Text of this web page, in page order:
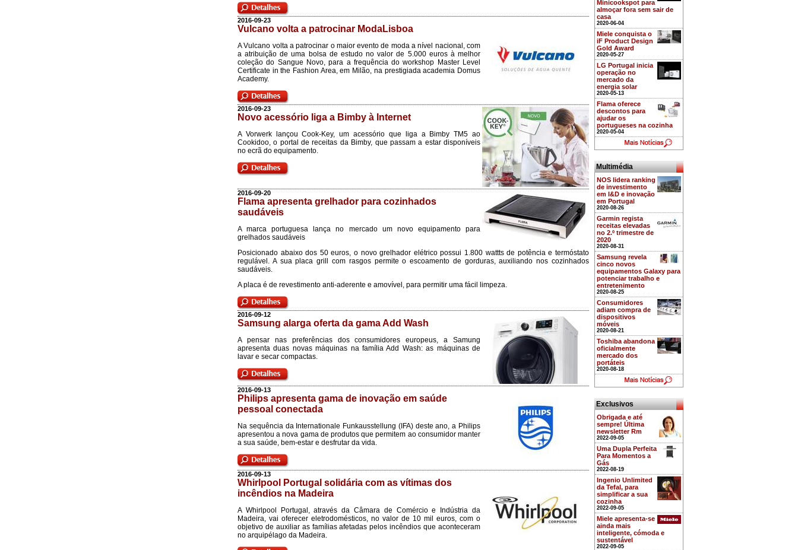
2016-09-23
Vulcano volta a patrocinar ModaLisboa
A Vulcano volta a patrocinar o maior evento de moda a nível nacional, com
a atribuição de uma bolsa de estudo no valor de 5.000 euros à melhor
coleção do Sangue Novo, para a frequência do workshop Master Level
Certificate in the Fashion Area, em Milão, na prestigiada academia Domus
Academy.
2016-09-23
Novo acessório liga a Bimby à Internet
A Vorwerk lançou Cook-Key, um acessório que liga a Bimby TM5 ao
Cookidoo, o portal de receitas da Bimby, que passam a estar disponíveis
no ecrã do equipamento.
2016-09-20
Flama apresenta grelhador para cozinhados
saudáveis
A marca portuguesa lança no mercado um novo equipamento para
grelhados saudáveis
Posicionado abaixo dos 50 euros, o novo grelhador elétrico possui 1.800 wattts de potência e termóstato
regulável. A sua placa grill com rasgos permite o escoamento de gorduras, auxiliando nos cozinhados
saudáveis.
A placa é de revestimento anti-aderente e amovível, para permitir uma fácil limpeza.
2016-09-12
Samsung alarga oferta da gama Add Wash
A pensar nas preferências dos consumidores europeus, a Samung
apresenta duas novas máquinas na família Add Wash: as máquinas de
lavar e secar compactas.
2016-09-13
Philips apresenta gama de inovação em saúde
pessoal conectada
Na sequência da Internationale Funkausstellung (IFA) deste ano, a Philips
apresentou a nova gama de produtos que permitem ao consumidor manter
a sua saúde, bem-estar e desfrutar da vida.
2016-09-13
Whirlpool Portugal solidária com as vítimas dos
incêndios na Madeira
A Whirlpool Portugal, através da Câmara de Comércio e Indústria da
Madeira, vai oferecer eletrodomésticos, no valor de 10 mil euros, com o
objetivo de auxiliar as famílias afetadas pelos incêndios que aconteceram
no arquipélago da Madeira.
Minicookspot para
almoçar fora sem sair de
casa
2020-06-04
Miele conquista o
iF Product Design
Gold Award
2020-05-27
LG Portugal inicia
operação no
mercado da
energia solar
2020-05-13
Flama oferece
descontos para
ajudar os
portugueses na cozinha
2020-05-04
Multimédia
NOS lidera ranking
de investimento
em I&D e inovação
em Portugal
2020-08-26
Garmin regista
receitas elevadas
no 2.º trimestre de
2020
2020-08-31
Samsung revela
cinco novos
equipamentos Galaxy para
potenciar trabalho e
entretenimento
2020-08-25
Consumidores
adiam compra de
dispositivos
móveis
2020-08-21
Toshiba abandona
oficialmente
mercado dos
portáteis
2020-08-18
Exclusivos
Obrigada e até
sempre! Última
newsletter Rm
2022-09-05
Uma Dupla Perfeita
Para Momentos a
Gás
2022-08-19
Ingenio Unlimited
da Tefal, para
simplificar a sua
cozinha
2022-09-05
Miele apresenta-se
ainda mais
inteligente, cómoda e
sustentável
2022-09-05